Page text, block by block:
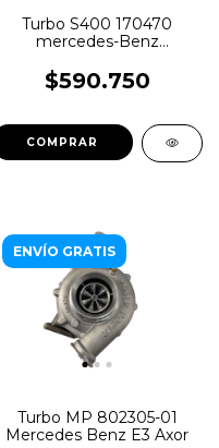
Turbo S400 170470
mercedes-Benz
$590.750
ENVÍO GRATIS
Turbo MP 802305-01
Mercedes Benz E3 Axor